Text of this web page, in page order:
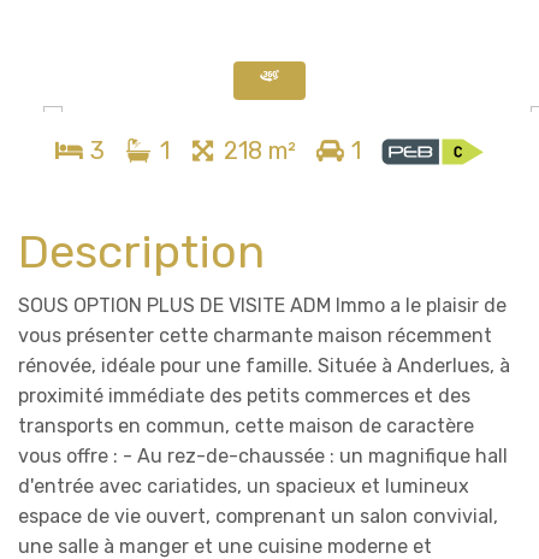
3 1 218 m² 1
Description
SOUS OPTION PLUS DE VISITE ADM Immo a le plaisir de
vous présenter cette charmante maison récemment
rénovée, idéale pour une famille. Située à Anderlues, à
proximité immédiate des petits commerces et des
transports en commun, cette maison de caractère
vous offre : - Au rez-de-chaussée : un magnifique hall
d'entrée avec cariatides, un spacieux et lumineux
espace de vie ouvert, comprenant un salon convivial,
une salle à manger et une cuisine moderne et